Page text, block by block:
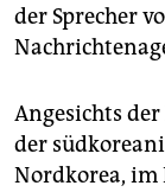
der Sprecher
Angesichts
der
Nordkorea, im